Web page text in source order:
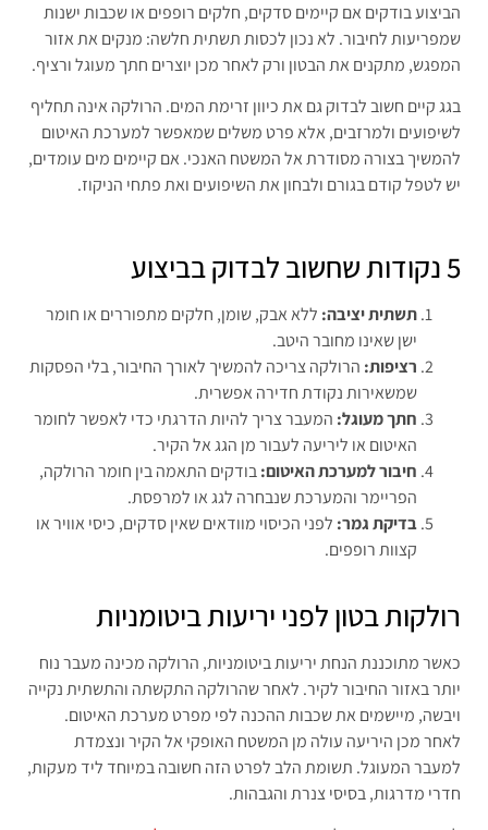
הביצוע בודקים אם קיימים סדקים, חלקים רופפים או שכבות ישנות
שמפריעות לחיבור. לא נכון לכסות תשתית חלשה: מנקים את אזור
המפגש, מתקנים את הבטון ורק לאחר מכן יוצרים חתך מעוגל ורציף.
בגג קיים חשוב לבדוק גם את כיוון זרימת המים. הרולקה אינה תחליף
לשיפועים ולמרזבים, אלא פרט משלים שמאפשר למערכת האיטום
להמשיך בצורה מסודרת אל המשטח האנכי. אם קיימים מים עומדים,
יש לטפל קודם בגורם ולבחון את השיפועים ואת פתחי הניקוז.
5 נקודות שחשוב לבדוק בביצוע
תשתית יציבה: ללא אבק, שומן, חלקים מתפוררים או חומר
ישן שאינו מחובר היטב.
רציפות: הרולקה צריכה להמשיך לאורך החיבור, בלי הפסקות
שמשאירות נקודת חדירה אפשרית.
חתך מעוגל: המעבר צריך להיות הדרגתי כדי לאפשר לחומר
האיטום או ליריעה לעבור מן הגג אל הקיר.
חיבור למערכת האיטום:בודקים התאמה בין חומר הרולקה,
הפריימר והמערכת שנבחרה לגג או למרפסת.
בדיקת גמר: לפני הכיסוי מוודאים שאין סדקים, כיסי אוויר או
קצוות רופפים.
רולקות בטון לפני יריעות ביטומניות
כאשר מתוכננת הנחת יריעות ביטומניות, הרולקה מכינה מעבר נוח
יותר באזור החיבור לקיר. לאחר שהרולקה התקשתה והתשתית נקייה
ויבשה, מיישמים את שכבות ההכנה לפי מפרט מערכת האיטום.
לאחר מכן היריעה עולה מן המשטח האופקי אל הקיר ונצמדת
למעבר המעוגל. תשומת הלב לפרט הזה חשובה במיוחד ליד מעקות,
חדרי מדרגות, בסיסי צנרת והגבהות.